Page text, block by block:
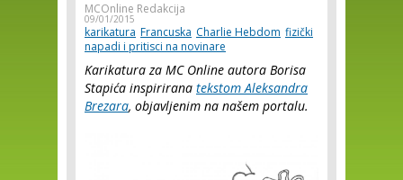
MCOnline Redakcija
09/01/2015
karikatura Francuska Charlie Hebdom fizički
napadi i pritisci na novinare
Karikatura za MC Online autora Borisa
Stapića inspirirana tekstom Aleksandra
Brezara, objavljenim na našem portalu.